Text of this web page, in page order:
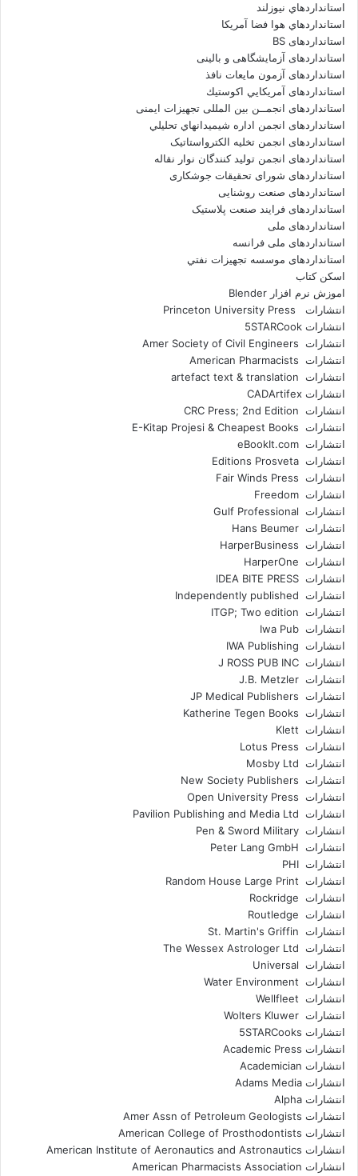
استانداردهاي نيوزلند
استانداردهاي هوا فضا آمريکا
استانداردهای BS
استانداردهای آزمایشگاهی و بالینی
استانداردهای آزمون مایعات نافذ
استانداردهای آمريكايي اكوستيك
استانداردهای انجمــن بين المللى تجهيزات ايمنى
استانداردهای انجمن اداره شيميدانهاي تحليلي
استانداردهای انجمن تخليه الکترواستاتيک
استانداردهای انجمن توليد کنندگان نوار نقاله
استانداردهای شورای تحقیقات جوشکاری
استانداردهای صنعت روشنایی
استانداردهای فرايند صنعت پلاستيک
استانداردهای ملی
استانداردهای ملی فرانسه
استانداردهای موسسه تجهيزات نفتي
اسکن کتاب
اموزش نرم افزار Blender
انتشارات Princeton University Press
انتشارات ‎ 5STARCook
انتشارات Amer Society of Civil Engineers
انتشارات American Pharmacists
انتشارات artefact text & translation
انتشارات ‎ CADArtifex
انتشارات CRC Press; 2nd Edition
انتشارات E-Kitap Projesi & Cheapest Books
انتشارات eBookIt.com
انتشارات Editions Prosveta
انتشارات Fair Winds Press
انتشارات Freedom
انتشارات Gulf Professional
انتشارات Hans Beumer
انتشارات HarperBusiness
انتشارات HarperOne
انتشارات IDEA BITE PRESS
انتشارات Independently published
انتشارات ITGP; Two edition
انتشارات Iwa Pub
انتشارات IWA Publishing
انتشارات J ROSS PUB INC
انتشارات J.B. Metzler
انتشارات JP Medical Publishers
انتشارات Katherine Tegen Books
انتشارات Klett
انتشارات Lotus Press
انتشارات Mosby Ltd
انتشارات New Society Publishers
انتشارات Open University Press
انتشارات Pavilion Publishing and Media Ltd
انتشارات Pen & Sword Military
انتشارات Peter Lang GmbH
انتشارات PHI
انتشارات Random House Large Print
انتشارات Rockridge
انتشارات Routledge
انتشارات St. Martin's Griffin
انتشارات The Wessex Astrologer Ltd
انتشارات Universal
انتشارات Water Environment
انتشارات Wellfleet
انتشارات Wolters Kluwer
انتشارات 5STARCooks
انتشارات Academic Press
انتشارات Academician
انتشارات Adams Media
انتشارات Alpha
انتشارات Amer Assn of Petroleum Geologists
انتشارات American College of Prosthodontists
انتشارات American Institute of Aeronautics and Astronautics
انتشارات American Pharmacists Association